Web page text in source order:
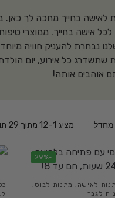
בחייך מחכה לך כאן.
אישה בחייך. ממוצרי
נבחרת להעניק חוויה
כל אירוע, יום
אוהבים אותה!
מציג 1–12 מתוך 29 תוצאות
-29%
לאישה , מתנות לבוס ,
לגבר